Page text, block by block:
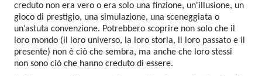
creduto non era vero o era solo una finzione, un'illusione, un
gioco di prestigio, una simulazione, una sceneggiata o
un’astuta convenzione. Potrebbero scoprire non solo che il
loro mondo (il loro universo, la loro storia, il loro passato e il
presente) non è ciò che sembra, ma anche che loro stessi
non sono ciò che hanno creduto di essere.